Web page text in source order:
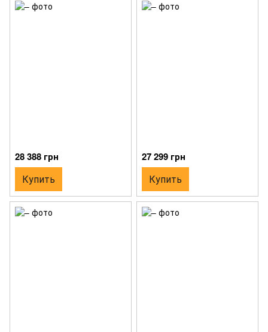
28 388 грн
Купить
27 299 грн
Купить